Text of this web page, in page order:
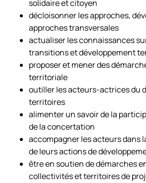
solidaire et citoyen
décloisonner les approches,
approches transversales
actualiser les connaissances
transitions et développement
proposer et mener des
territoriale
outiller les acteurs-actrices du
territoires
alimenter un savoir de la
de la concertation
accompagner les acteurs dans
de leurs actions de
être en soutien de démarches
collectivités et territoires de